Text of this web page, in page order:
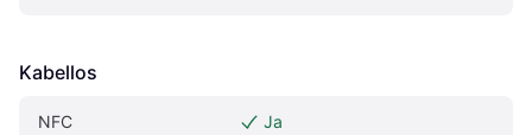
Kabellos
NFC Ja